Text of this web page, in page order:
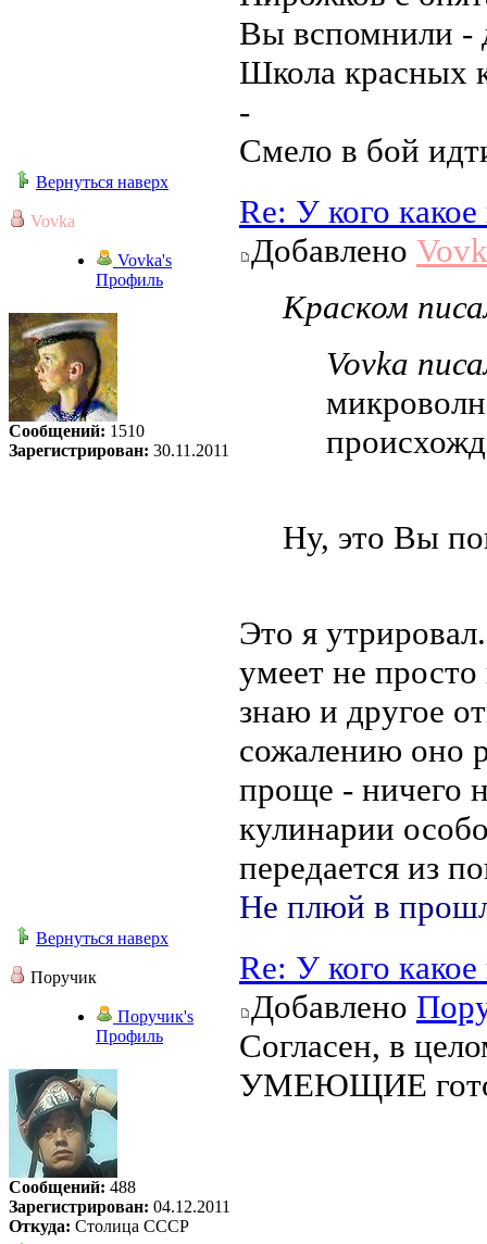
Вы вспомнили -
Школа красных
-
Смело в бой
Вернуться наверх
Vovka
Vovka's
Профиль
Сообщений: 1510
Зарегистрирован: 30.11.2011
Re: У кого
Добавлено
Краском
Vovka
Ну, это Вы
Это я
умеет не
знаю и другое
сожалению оно
проще - ничего
кулинарии
передается из
Не плюй в
Вернуться наверх
Поручик
Поручик's
Профиль
Сообщений: 488
Зарегистрирован: 04.12.2011
Откуда: Столица СССР
Re: У кого
Добавлено
Согласен, в
УМЕЮЩИЕ